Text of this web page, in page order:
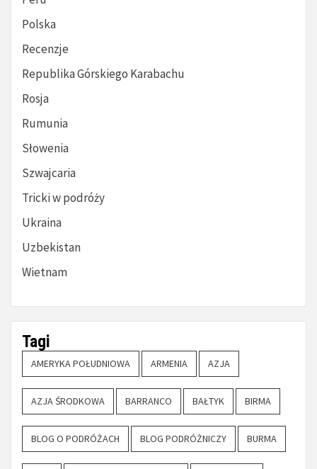
Polska
Recenzje
Republika Górskiego Karabachu
Rosja
Rumunia
Słowenia
Szwajcaria
Tricki w podróży
Ukraina
Uzbekistan
Wietnam
Tagi
AMERYKA POŁUDNIOWA ARMENIA AZJA
AZJA ŚRODKOWA BARRANCO BAŁTYK BIRMA
BLOG O PODRÓŻACH BLOG PODRÓŻNICZY BURMA